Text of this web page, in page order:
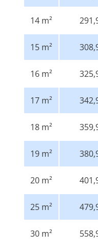
14 m²
15 m²
16 m²
17 m²
18 m²
19 m²
20 m²
25 m²
30 m²